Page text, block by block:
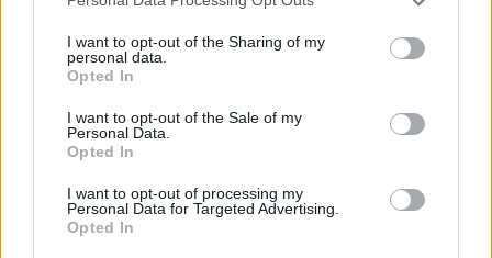
I want to opt-out of the Sharing of my
personal data.
Opted In
I want to opt-out of the Sale of my
Personal Data.
Opted In
I want to opt-out of processing my
Personal Data for Targeted Advertising.
Opted In
Ieteikumi:
ir samazināts tauku saturs – tas parasti norādīts
uz bundžas.